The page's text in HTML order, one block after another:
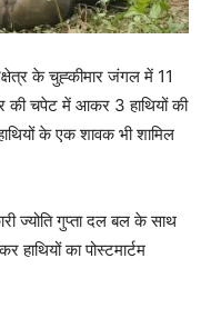
के चुह्कीमार जंगल में 11
की चपेट में आकर 3 हाथियों की
के एक शावक भी शामिल
ज्योति गुप्ता दल बल के साथ
का पोस्टमार्टम